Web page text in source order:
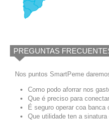
PREGUNTAS
Nos puntos SmartPeme
Como podo aforrar nos
Que é preciso para
É seguro operar coa banca
Que utilidade ten a